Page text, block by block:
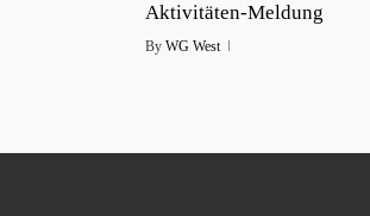
Aktivitäten-Meldung
By WG West